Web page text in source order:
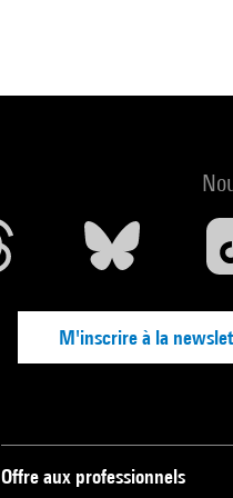
M'inscrire à la
Offre aux professionnels